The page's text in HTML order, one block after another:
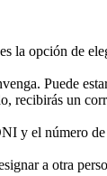
la opción de
Puede
recibirás un
y el número
a otra